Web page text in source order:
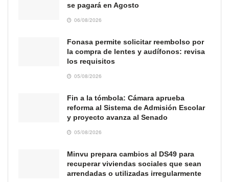
se pagará en Agosto
06/08/2026
Fonasa permite solicitar reembolso por
la compra de lentes y audífonos: revisa
los requisitos
05/08/2026
Fin a la tómbola: Cámara aprueba
reforma al Sistema de Admisión Escolar
y proyecto avanza al Senado
05/08/2026
Minvu prepara cambios al DS49 para
recuperar viviendas sociales que sean
arrendadas o utilizadas irregularmente